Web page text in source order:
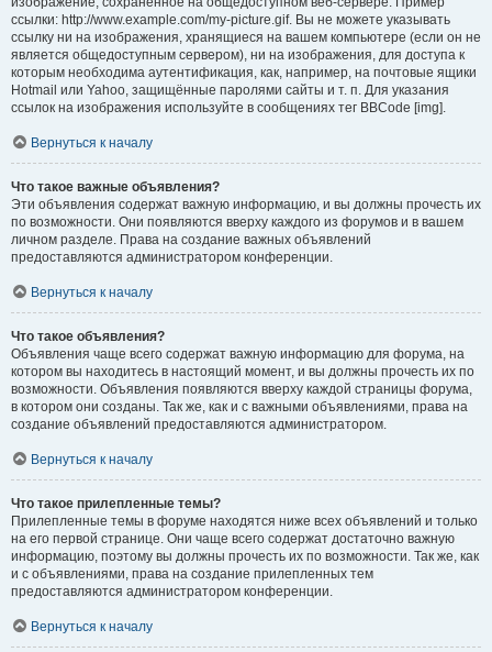
ссылки: http://www.example.com/my-picture.gif. Вы не можете указывать
ссылку ни на изображения, хранящиеся на вашем компьютере (если он не
является общедоступным сервером), ни на изображения, для доступа к
которым необходима аутентификация, как, например, на почтовые ящики
Hotmail или Yahoo, защищённые паролями сайты и т. п. Для указания
ссылок на изображения используйте в сообщениях тег BBCode [img].
Вернуться к началу
Что такое важные объявления?
Эти объявления содержат важную информацию, и вы должны прочесть их
по возможности. Они появляются вверху каждого из форумов и в вашем
личном разделе. Права на создание важных объявлений
предоставляются администратором конференции.
Вернуться к началу
Что такое объявления?
Объявления чаще всего содержат важную информацию для форума, на
котором вы находитесь в настоящий момент, и вы должны прочесть их по
возможности. Объявления появляются вверху каждой страницы форума,
в котором они созданы. Так же, как и с важными объявлениями, права на
создание объявлений предоставляются администратором.
Вернуться к началу
Что такое прилепленные темы?
Прилепленные темы в форуме находятся ниже всех объявлений и только
на его первой странице. Они чаще всего содержат достаточно важную
информацию, поэтому вы должны прочесть их по возможности. Так же, как
и с объявлениями, права на создание прилепленных тем
предоставляются администратором конференции.
Вернуться к началу